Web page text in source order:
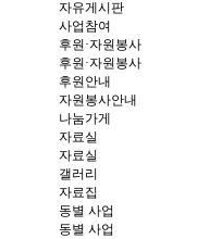
자유게시판
사업참여
후원·자원봉사
후원·자원봉사
후원안내
자원봉사안내
나눔가게
자료실
자료실
갤러리
자료집
동별 사업
동별 사업